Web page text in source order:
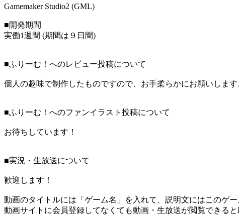
Gamemaker Studio2 (GML)
■開発期間
実働1週間 (期間は９日間)
■ふりーむ！へのレビュー投稿について
個人の趣味で制作したものですので、お手柔らかにお願いします
■ふりーむ！へのファンイラスト投稿について
お待ちしています！
■実況・生放送について
歓迎します！
動画のタイトルには「ゲーム名」を入れて、説明文にはこのゲ
動画サイトに会員登録してなくても動画・生放送が閲覧できると